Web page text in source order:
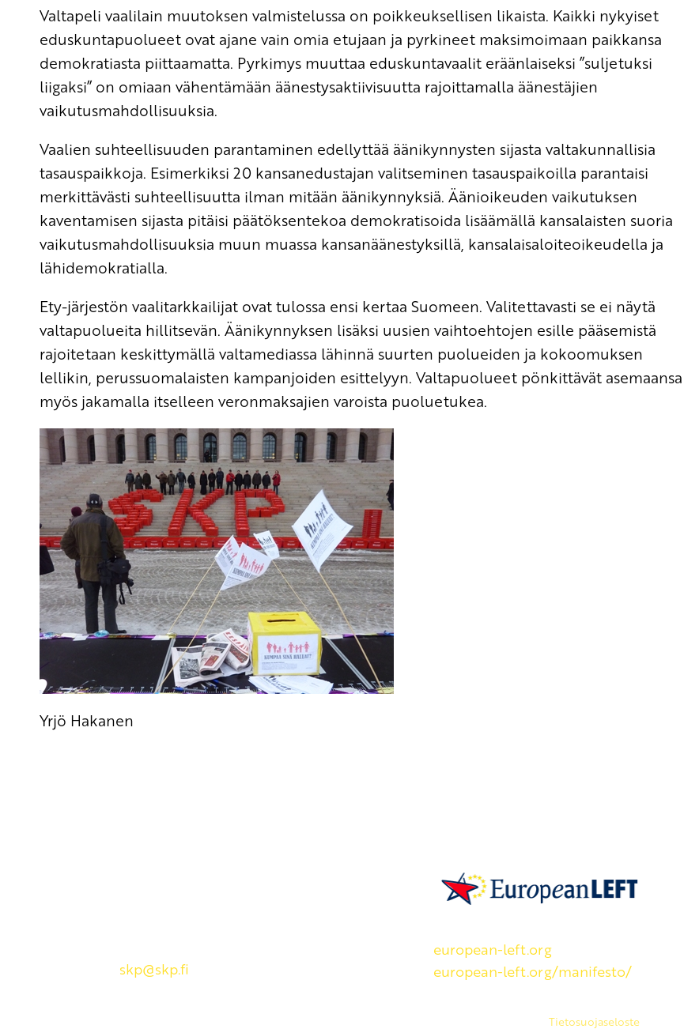
Valtapeli vaalilain muutoksen valmistelussa on poikkeuksellisen likaista. Kaikki nykyiset
eduskuntapuolueet ovat ajane vain omia etujaan ja pyrkineet maksimoimaan paikkansa
demokratiasta piittaamatta. Pyrkimys muuttaa eduskuntavaalit eräänlaiseksi ”suljetuksi
liigaksi” on omiaan vähentämään äänestysaktiivisuutta rajoittamalla äänestäjien
vaikutusmahdollisuuksia.
Vaalien suhteellisuuden parantaminen edellyttää äänikynnysten sijasta valtakunnallisia
tasauspaikkoja. Esimerkiksi 20 kansanedustajan valitseminen tasauspaikoilla parantaisi
merkittävästi suhteellisuutta ilman mitään äänikynnyksiä. Äänioikeuden vaikutuksen
kaventamisen sijasta pitäisi päätöksentekoa demokratisoida lisäämällä kansalaisten suoria
vaikutusmahdollisuuksia muun muassa kansanäänestyksillä, kansalaisaloiteoikeudella ja
lähidemokratialla.
Ety-järjestön vaalitarkkailijat ovat tulossa ensi kertaa Suomeen. Valitettavasti se ei näytä
valtapuolueita hillitsevän. Äänikynnyksen lisäksi uusien vaihtoehtojen esille pääsemistä
rajoitetaan keskittymällä valtamediassa lähinnä suurten puolueiden ja kokoomuksen
lellikin, perussuomalaisten kampanjoiden esittelyyn. Valtapuolueet pönkittävät asemaansa
myös jakamalla itselleen veronmaksajien varoista puoluetukea.
Yrjö Hakanen
skp@skp.fi
european-left.org
european-left.org/manifesto/
Tietosuojaseloste